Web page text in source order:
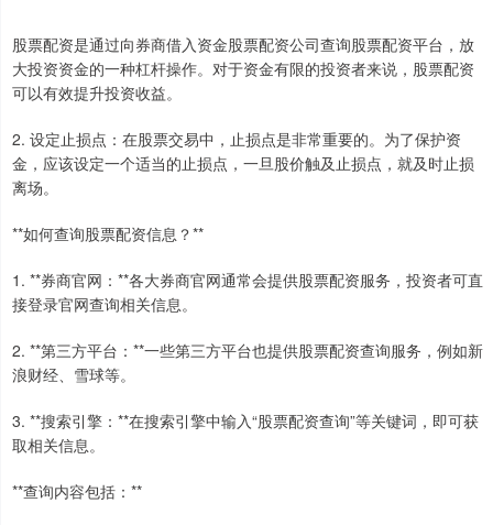
股票配资是通过向券商借入资金股票配资公司查询股票配资平台，放
大投资资金的一种杠杆操作。对于资金有限的投资者来说，股票配资
可以有效提升投资收益。
2. 设定止损点：在股票交易中，止损点是非常重要的。为了保护资
金，应该设定一个适当的止损点，一旦股价触及止损点，就及时止损
离场。
**如何查询股票配资信息？**
1. **券商官网：**各大券商官网通常会提供股票配资服务，投资者可直
接登录官网查询相关信息。
2. **第三方平台：**一些第三方平台也提供股票配资查询服务，例如新
浪财经、雪球等。
3. **搜索引擎：**在搜索引擎中输入“股票配资查询”等关键词，即可获
取相关信息。
**查询内容包括：**